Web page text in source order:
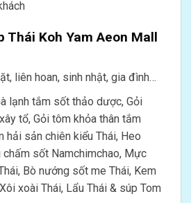
Thái Koh Yam Aeon Mall
liên hoan, sinh nhật, gia đình…
lạnh tắm sốt thảo dược, Gỏi
tổ, Gỏi tôm khỏa thân tắm
hải sản chiên kiểu Thái, Heo
sốt Namchimchao, Mực
Bò nướng sốt me Thái, Kem
xoài Thái, Lẩu Thái & súp Tom